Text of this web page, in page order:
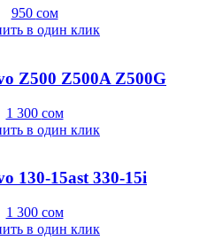
950 сом
в один клик
Z500 Z500A Z500G
1 300 сом
в один клик
130-15ast 330-15i
1 300 сом
в один клик